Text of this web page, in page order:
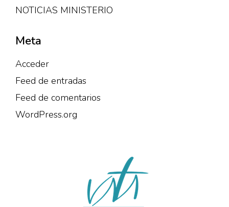
NOTICIAS MINISTERIO
Meta
Acceder
Feed de entradas
Feed de comentarios
WordPress.org